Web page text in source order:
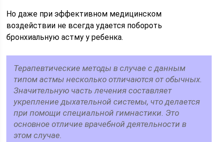
Но даже при эффективном медицинском
воздействии не всегда удается побороть
бронхиальную астму у ребенка.
Терапевтические методы в случае с данным
типом астмы несколько отличаются от обычных.
Значительную часть лечения составляет
укрепление дыхательной системы, что делается
при помощи специальной гимнастики. Это
основное отличие врачебной деятельности в
этом случае.